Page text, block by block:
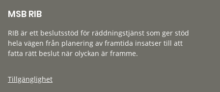
MSB RIB
RIB är ett beslutsstöd för räddningstjänst som ger stöd
hela vägen från planering av framtida insatser till att
fatta rätt beslut när olyckan är framme.
Tillgänglighet